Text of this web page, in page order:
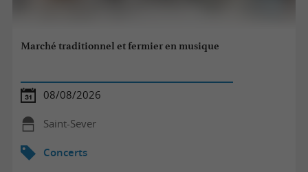
Marché traditionnel et fermier en musique
08/08/2026
Saint-Sever
Concerts